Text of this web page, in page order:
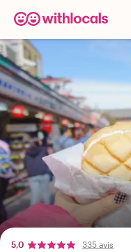
5,0 335 avis